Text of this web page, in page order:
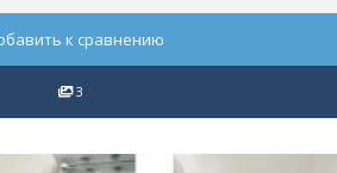
к сравнению
3